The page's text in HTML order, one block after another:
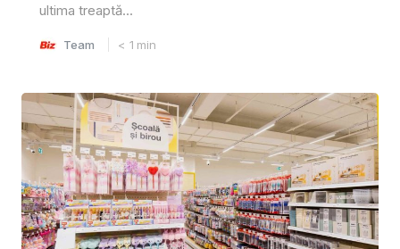
ultima treaptă...
Team < 1 min